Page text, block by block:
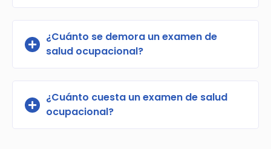
¿Cuánto se demora un examen de
salud ocupacional?
¿Cuánto cuesta un examen de salud
ocupacional?